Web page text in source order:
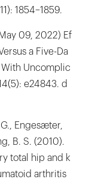
1854–1859.
09, 2022) Ef
a Five-Da
Uncomplic
e24843. d
Engesæter,
B. S. (2010).
total hip and k
arthritis